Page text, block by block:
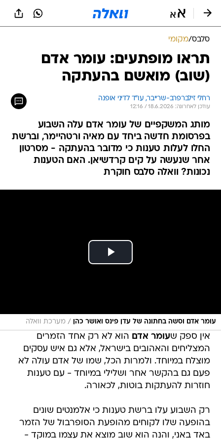
סלבס/מקומי
תראו מופתעים: עומר אדם
(שוב) מואשם בהעתקה
רחלי זילברפרב-שרייבר, עו"ד לדיני אופנה
עודכן לאחרונה: 18.6.2026 / 12:16
מותג המשקפיים של עומר אדם עלה השבוע
בפרסומת חדשה ביחד עם מאיה ורטהיימר, וברשת
החלו לעלות טענות כי מדובר בהעתקה - מסרטון
אחר שנעשה על קים קרדשיאן. האם הטענות
נכונות? וואלה סלבס חוקרת
עומר אדם וסשה בחתונה של עדן פינס ואושר כהן / מערכת וואלה
אין ספק שעומר אדם הוא לא רק אחד הזמרים
המצליחים והאהובים בישראל, אלא גם איש עסקים
מוצלח במיוחד. ולמרות הכל, שמו של אדם עולה לא
פעם גם בהקשר אחר ושלילי במיוחד - עם טענות
חוזרות להעתקות בוטות, לכאורה.
רק השבוע עלו ברשת טענות כי אלמנטים שונים
בהופעה שלו לקוחים מהופעת הסופרבול של הזמר
באד באני, והנה הוא שוב מוצא את עצמו במוקד -